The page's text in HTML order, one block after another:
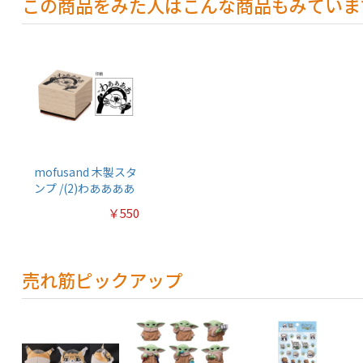
mofusand 木製スタ
ンプ /(2)わああああ
￥550
売れ筋ピックアップ